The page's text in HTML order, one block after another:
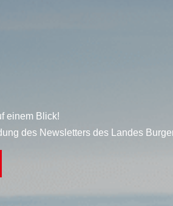
einem Blick!
des Newsletters des Landes